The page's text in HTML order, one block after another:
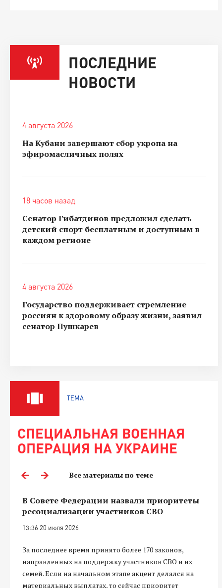
ПОСЛЕДНИЕ
НОВОСТИ
4 августа 2026
На Кубани завершают сбор укропа на
эфиромасличных полях
18 часов назад
Сенатор Гибатдинов предложил сделать
детский спорт бесплатным и доступным в
каждом регионе
4 августа 2026
Государство поддерживает стремление
россиян к здоровому образу жизни, заявил
сенатор Пушкарев
ТЕМА
СПЕЦИАЛЬНАЯ ВОЕННАЯ
ОПЕРАЦИЯ НА УКРАИНЕ
Все материалы по теме
В Совете Федерации назвали приоритеты
ресоциализации участников СВО
13:36 20 июля 2026
За последнее время принято более 170 законов,
направленных на поддержку участников СВО и их
семей. Если на начальном этапе акцент делался на
материальных выплатах, то сейчас приоритет